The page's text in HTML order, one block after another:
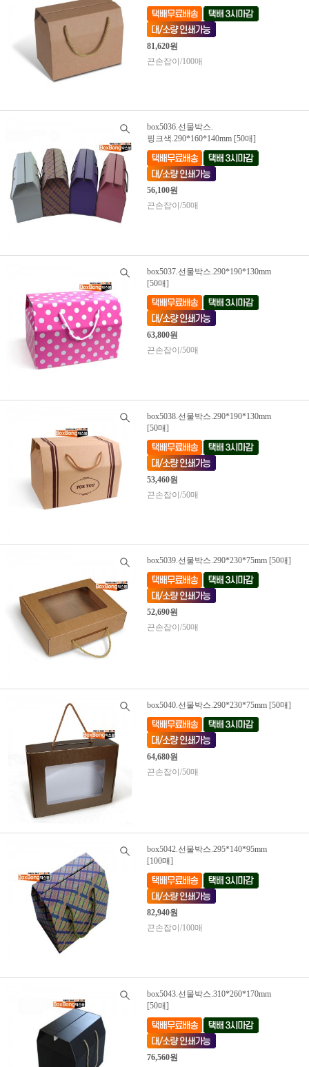
81,620원
끈손잡이/100매
box5036.선물박스.
핑크색.290*160*140mm [50매]
56,100원
끈손잡이/50매
box5037.선물박스.290*190*130mm
[50매]
63,800원
끈손잡이/50매
box5038.선물박스.290*190*130mm
[50매]
53,460원
끈손잡이/50매
box5039.선물박스.290*230*75mm [50매]
52,690원
끈손잡이/50매
box5040.선물박스.290*230*75mm [50매]
64,680원
끈손잡이/50매
box5042.선물박스.295*140*95mm
[100매]
82,940원
끈손잡이/100매
box5043.선물박스.310*260*170mm
[50매]
76,560원